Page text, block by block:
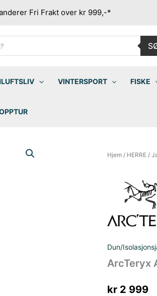
Fri Frakt over kr 999,-*
VINTERSPORT FISKE
Hjem/ HERRE/
Dun/
ArcTeryx
kr2 999